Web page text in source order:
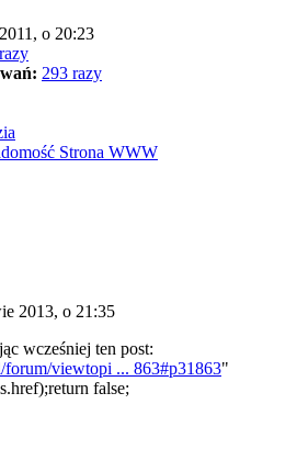
o 20:23
293 razy
Strona WWW
2013, o 21:35
wcześniej ten post:
viewtopi ... 863#p31863"
false;